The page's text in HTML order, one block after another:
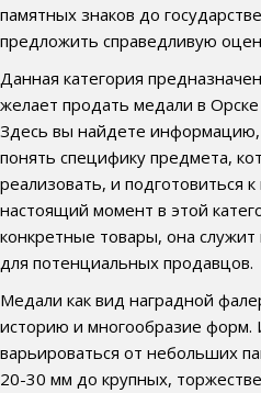
памятных знаков до
предложить справедливую
Данная категория
желает продать медали в
Здесь вы найдете
понять специфику предмета,
реализовать, и подготовиться
настоящий момент в этой
конкретные товары, она
для потенциальных продавцов.
Медали как вид наградной
историю и многообразие форм.
варьироваться от небольших
20-30 мм до крупных,